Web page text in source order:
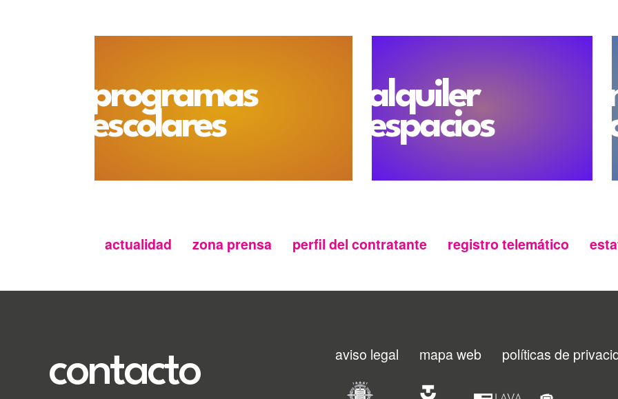
programas
escolares
alquiler
espacios
secundario
actualidad zona prensa perfil del contratante registro telemático
contacto
Menu
aviso legal mapa web políticas de